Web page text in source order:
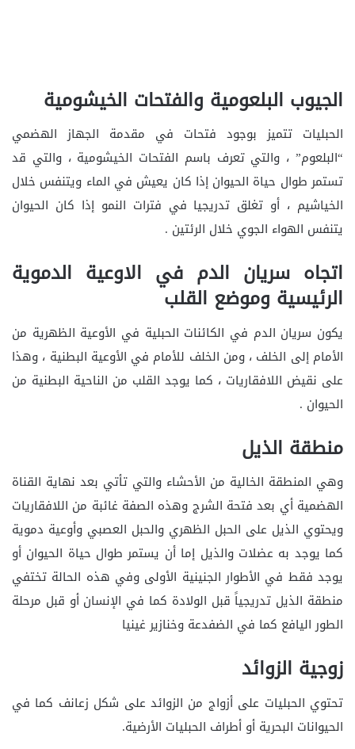
الجيوب البلعومية والفتحات الخيشومية
الحبليات تتميز بوجود فتحات في مقدمة الجهاز الهضمي
“البلعوم” ، والتي تعرف باسم الفتحات الخيشومية ، والتي قد
تستمر طوال حياة الحيوان إذا كان يعيش في الماء ويتنفس خلال
الخياشيم ، أو تغلق تدريجيا في فترات النمو إذا كان الحيوان
يتنفس الهواء الجوي خلال الرئتين .
اتجاه سريان الدم في الاوعية الدموية
الرئيسية وموضع القلب
يكون سريان الدم في الكائنات الحبلية في الأوعية الظهرية من
الأمام إلى الخلف ، ومن الخلف للأمام في الأوعية البطنية ، وهذا
على نقيض اللافقاريات ، كما يوجد القلب من الناحية البطنية من
الحيوان .
منطقة الذيل
وهي المنطقة الخالية من الأحشاء والتي تأتي بعد نهاية القناة
الهضمية أي بعد فتحة الشرج وهذه الصفة غائبة من اللافقاريات
ويحتوي الذيل على الحبل الظهري والحبل العصبي وأوعية دموية
كما يوجد به عضلات والذيل إما أن يستمر طوال حياة الحيوان أو
يوجد فقط في الأطوار الجنينية الأولى وفي هذه الحالة تختفي
منطقة الذيل تدريجياً قبل الولادة كما في الإنسان أو قبل مرحلة
الطور اليافع كما في الضفدعة وخنازير غينيا
زوجية الزوائد
تحتوي الحبليات على أزواج من الزوائد على شكل زعانف كما في
الحيوانات البحرية أو أطراف الحبليات الأرضية.